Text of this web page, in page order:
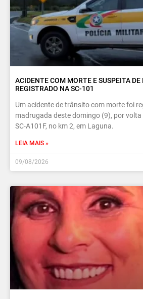
ACIDENTE COM MORTE E SUSPEITA DE
REGISTRADO NA SC-101
Um acidente de trânsito com morte foi
madrugada deste domingo (9), por volta
SC-A101F, no km 2, em Laguna.
LEIA MAIS »
09/08/2026